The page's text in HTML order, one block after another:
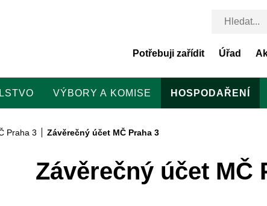
Potřebuji zařídit Úřad
VÝBORY A KOMISE HOSPODAŘENÍ
Praha 3 Závěrečný účet MČ Praha 3
Závěrečný účet MČ